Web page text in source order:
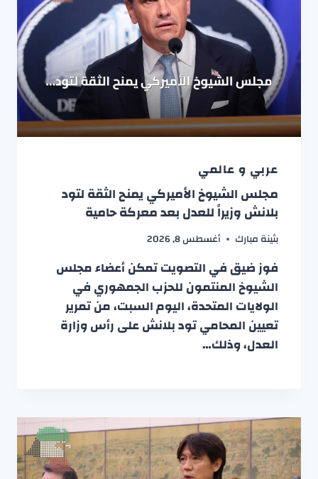
عربي و عالمي
مجلس الشيوخ الأميركي يمنح الثقة لتود
بلانش وزيراً للعدل بعد معركة حامية
بثينة مبارك أغسطس 8, 2026
فوز ضيق في التصويت تمكن أعضاء مجلس
الشيوخ المنتمون للحزب الجمهوري في
الولايات المتحدة، اليوم السبت، من تمرير
تعيين المحامي تود بلانش على رأس وزارة
العدل، وذلك…